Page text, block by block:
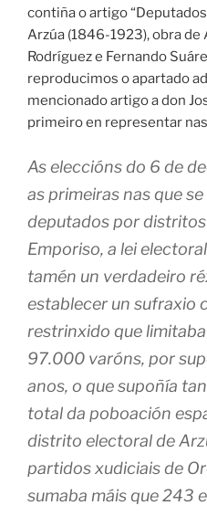
contiña o artigo
Arzúa (1846-1923), obra de
Rodríguez e Fernando
reproducimos o apartado
mencionado artigo a don
primeiro en representar
As eleccións do 6 de
as primeiras nas que
deputados por
Emporiso, a lei
tamén un verdadeiro
establecer un sufraxio
restrinxido que
97.000 varóns, por
anos, o que supoñía
total da poboación
distrito electoral de
partidos xudiciais de
sumaba máis que 243